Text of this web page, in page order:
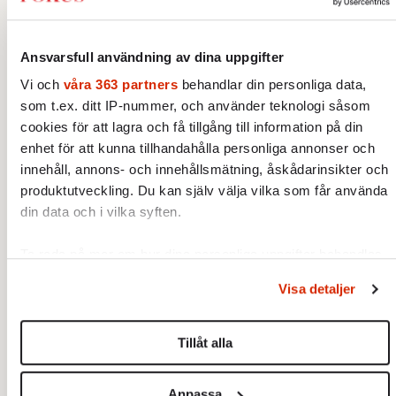
Ansvarsfull användning av dina uppgifter
Vi och våra 363 partners behandlar din personliga data,
som t.ex. ditt IP-nummer, och använder teknologi såsom
cookies för att lagra och få tillgång till information på din
enhet för att kunna tillhandahålla personliga annonser och
innehåll, annons- och innehållsmätning, åskådarinsikter och
produktutveckling. Du kan själv välja vilka som får använda
din data och i vilka syften.
ändra eller dra tillbaka ditt samtycke när som helst från
cookie-förklaringen.
Vi använder enhetsidentifierare för att anpassa innehållet
Visa detaljer
Tillåt alla
Starbrink från Stockholm, som ägnade sig åt
krypskytte mot Nyamko Sabuni och hennes
mjuka linje mot SD, har befordrats till
riksdagsledamot.
Bedömningen från statsrådsberedningen
lyder alltså: partiledare Pehrson har ett
riksdagsgruppen om Liberalerna ingår i
regeringen. Säg den liberala ledamot som vill
spräcka en regering där L ingår och gå till
historien som en modern Ture Königsson;
den folkpartiske riksdagsledamot som 1959
svek partilinjen och förverkligade